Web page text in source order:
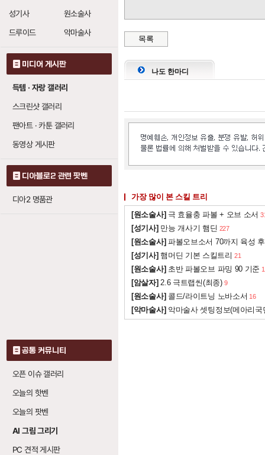
성기사
원소술사
드루이드
악마술사
미디어 게시판
득템 · 자랑 갤러리
스크린샷 갤러리
팬아트 · 카툰 갤러리
동영상 게시판
디아블로2 관련 팟벤
디아2 명품관
공통 커뮤니티
오픈 이슈 갤러리
오늘의 핫벤
오늘의 팟벤
AI 그림 그리기
PC 견적 게시판
번개 줄기 파수기
죽음 파수기
화염 작렬 5 : 3레벨
번개 파수기
20 : 레
목록
나도 한마디
가장 많이 본 스킬 트리
[원소술사] 극 효율충 파볼 + 오브 소서
[성기사] 만능 개사기 햄딘 227
[원소술사] 파볼오브소서 70까지 육성
[성기사] 햄머딘 기본 스킬트리 21
[원소술사] 초반 파볼오브 파밍 90 기준
[암살자] 2.6 극트랩씬(최종) 9
[원소술사] 콜드/라이트닝 노바소서 16
[악마술사] 악마술사 셋팅정보(메아리국